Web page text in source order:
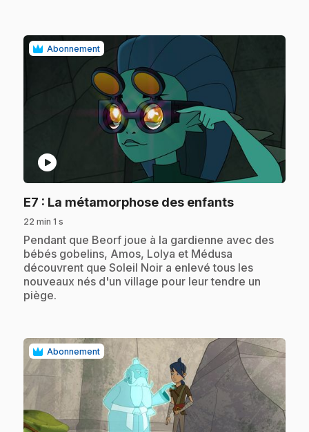
Abonnement
play_circle
E7 : La métamorphose des enfants.
22 min 1 s
.Pendant que Beorf joue à la gardienne avec des
bébés gobelins, Amos, Lolya et Médusa
découvrent que Soleil Noir a enlevé tous les
nouveaux nés d'un village pour leur tendre un
piège.
Abonnement